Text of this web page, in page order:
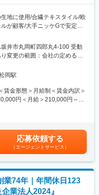
以下いずれか担当
提案する営業スタイルです。
案
われる
け
地に使用/合繊テキスタイル/欧
が顧客/大手ニッケGで安定性
る開発チームの一員として加
場動向をもとに、新しい生地
て携わるポジションです。
開発情報収集など
内の織機で実際に製織しま
へ依頼します。
井市丸岡町四郎丸4-100 受動
変更の範囲：会社の定める事
岡駅
賃金形態＞月給制＜賃金内訳＞
円＜月給＞210,000円～
応募依頼する
（エージェントサービス）
業74年｜年間休日123
業法人2024』